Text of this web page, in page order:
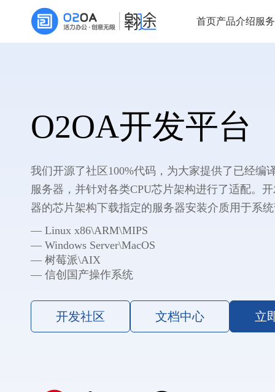
首页产品介绍服
O2OA开发平台
我们开源了社区100%代码，为大家提供了已经编
服务器，并针对各类CPU芯片架构进行了适配。
器的芯片架构下载指定的服务器安装介质用于系
— Linux x86\ARM\MIPS
— Windows Server\MacOS
— 树莓派\AIX
— 信创国产操作系统
开发社区 文档中心 立